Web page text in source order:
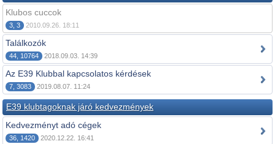
Klubos cuccok
3, 3 2010.09.26. 18:11
Találkozók
44, 10764 2018.09.03. 14:39
Az E39 Klubbal kapcsolatos kérdések
7, 3083 2019.08.07. 11:24
E39 klubtagoknak járó kedvezmények
Kedvezményt adó cégek
36, 1420 2020.12.22. 16:41